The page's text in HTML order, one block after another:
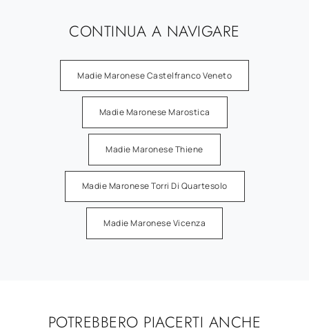
CONTINUA A NAVIGARE
Madie Maronese Castelfranco Veneto
Madie Maronese Marostica
Madie Maronese Thiene
Madie Maronese Torri Di Quartesolo
Madie Maronese Vicenza
POTREBBERO PIACERTI ANCHE